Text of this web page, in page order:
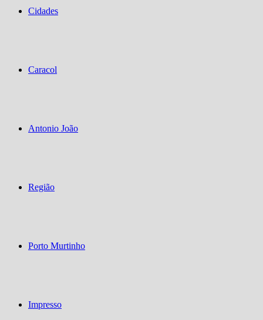
Cidades
Caracol
Antonio João
Região
Porto Murtinho
Impresso